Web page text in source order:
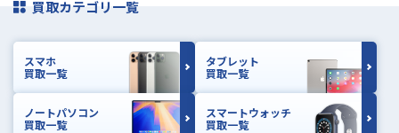
買取カテゴリ一覧
スマホ
買取一覧
タブレット
買取一覧
ノートパソコン
買取一覧
スマートウォッチ
買取一覧